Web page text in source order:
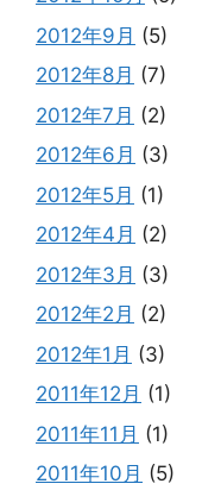
2012年9月 (5)
2012年8月 (7)
2012年7月 (2)
2012年6月 (3)
2012年5月 (1)
2012年4月 (2)
2012年3月 (3)
2012年2月 (2)
2012年1月 (3)
2011年12月 (1)
2011年11月 (1)
2011年10月 (5)